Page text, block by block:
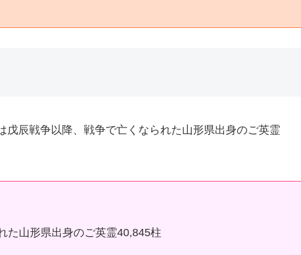
戊辰戦争以降、戦争で亡くなられた山形県出身のご英霊
た山形県出身のご英霊40,845柱